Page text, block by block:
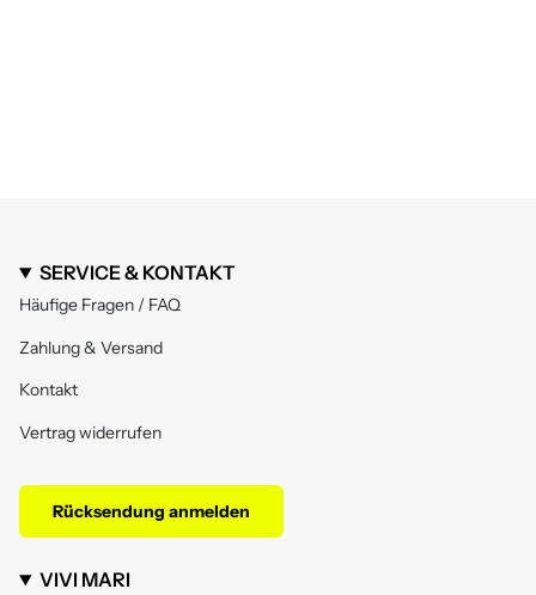
SERVICE & KONTAKT
Häufige Fragen / FAQ
Zahlung & Versand
Kontakt
Vertrag widerrufen
Rücksendung anmelden
VIVI MARI